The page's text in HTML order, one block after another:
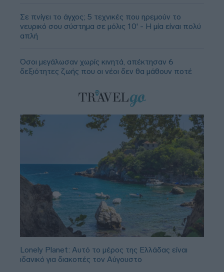
Σε πνίγει το άγχος; 5 τεχνικές που ηρεμούν το
νευρικό σου σύστημα σε μόλις 10' - Η μία είναι πολύ
απλή
Όσοι μεγάλωσαν χωρίς κινητά, απέκτησαν 6
δεξιότητες ζωής που οι νέοι δεν θα μάθουν ποτέ
Lonely Planet: Αυτό το μέρος της Ελλάδας είναι
ιδανικό για διακοπές τον Αύγουστο